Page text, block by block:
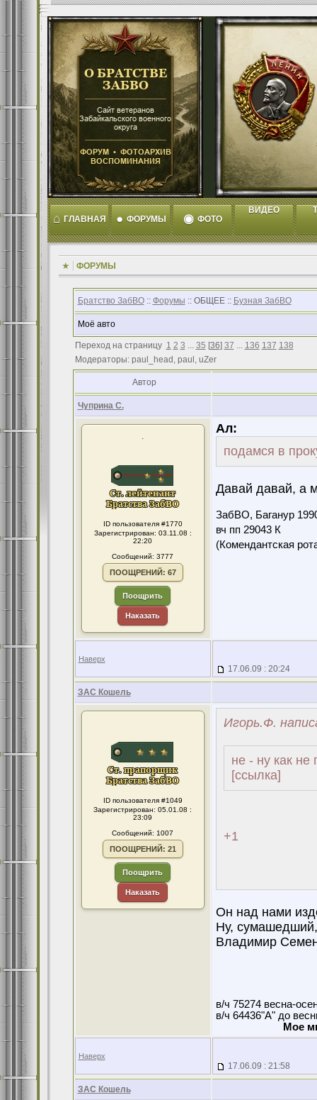
⌂ ГЛАВНАЯ ● ФОРУМЫ ◉ ФОТО
ВИДЕО
ФОРУМЫ
Братство ЗабВО:: Форумы :: ОБЩЕЕ :: Бузная ЗабВО
Моё авто
Переход на страницу 1 2 3 ... 35 [36] 37 ... 136 137 138
Модераторы: paul_head, paul, uZer
Автор
Чуприна С.
.
ID пользователя #1770
Зарегистрирован: 03.11.08 :
22:20
Сообщений: 3777
ПООЩРЕНИЙ: 67
Поощрить
Наказать
Ал:
подамся в
Давай давай, а
ЗабВО, Баганур
вч пп 29043 К
(Комендантская
Наверх
17.06.09 : 20:24
ЗАС Кошель
ID пользователя #1049
Зарегистрирован: 05.01.08 :
23:09
Сообщений: 1007
ПООЩРЕНИЙ: 21
Поощрить
Наказать
Игорь.Ф.
не - ну как
[ссылка]
+1
Он над нами
Ну,
Владимир
в/ч 75274 весна-
в/ч 64436"А" до
Мое
Наверх
17.06.09 : 21:58
ЗАС Кошель